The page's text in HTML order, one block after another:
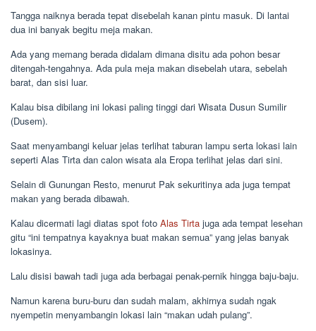
Tangga naiknya berada tepat disebelah kanan pintu masuk. Di lantai
dua ini banyak begitu meja makan.
Ada yang memang berada didalam dimana disitu ada pohon besar
ditengah-tengahnya. Ada pula meja makan disebelah utara, sebelah
barat, dan sisi luar.
Kalau bisa dibilang ini lokasi paling tinggi dari Wisata Dusun Sumilir
(Dusem).
Saat menyambangi keluar jelas terlihat taburan lampu serta lokasi lain
seperti Alas Tirta dan calon wisata ala Eropa terlihat jelas dari sini.
Selain di Gunungan Resto, menurut Pak sekuritinya ada juga tempat
makan yang berada dibawah.
Kalau dicermati lagi diatas spot foto Alas Tirta juga ada tempat lesehan
gitu “ini tempatnya kayaknya buat makan semua” yang jelas banyak
lokasinya.
Lalu disisi bawah tadi juga ada berbagai penak-pernik hingga baju-baju.
Namun karena buru-buru dan sudah malam, akhirnya sudah ngak
nyempetin menyambangin lokasi lain “makan udah pulang”.